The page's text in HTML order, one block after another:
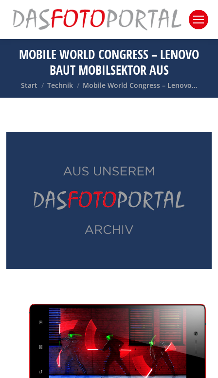
MOBILE WORLD CONGRESS – LENOVO
BAUT MOBILSEKTOR AUS
Sie befinden sich hier:
Start Technik Mobile World Congress – Lenovo…